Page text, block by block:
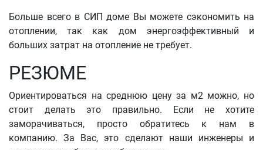
Больше всего в СИП доме Вы можете сэкономить на
отоплении, так как дом энергоэффективный и
больших затрат на отопление не требует.
РЕЗЮМЕ
Ориентироваться на среднюю цену за м2 можно, но
стоит делать это правильно. Если не хотите
заморачиваться, просто обратитесь к нам в
компанию. За Вас, это сделают наши инженеры и